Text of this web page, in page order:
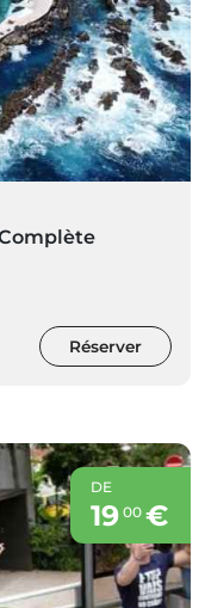
Réserver
DE
19 00€